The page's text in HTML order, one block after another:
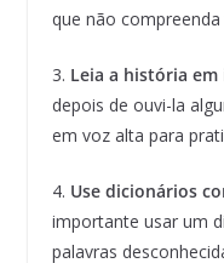
que não
3. Leia a história em
depois de ouvi-la
em voz alta para
4. Use dicionários
importante usar um
palavras